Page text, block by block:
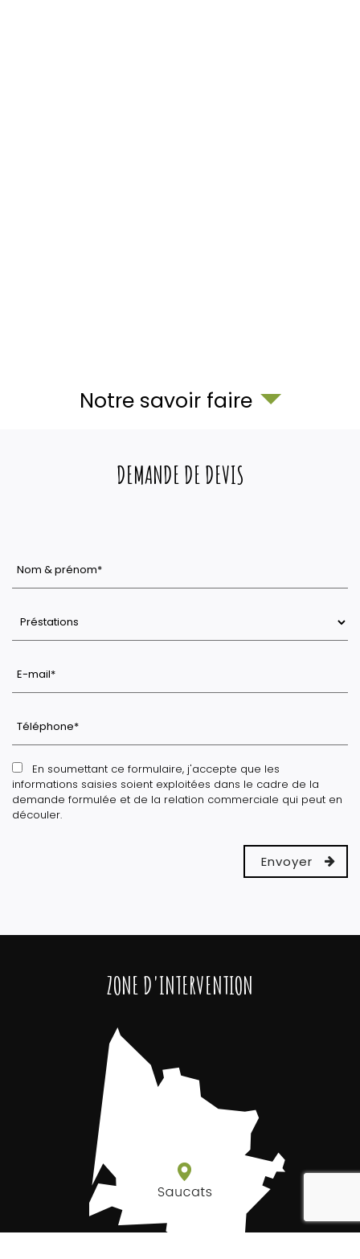
Notre savoir faire
ZONE D'INTERVENTION
DEMANDE DE DEVIS
En soumettant ce formulaire, j'accepte que les
informations saisies soient exploitées dans le cadre de la
demande formulée et de la relation commerciale qui peut en
découler.